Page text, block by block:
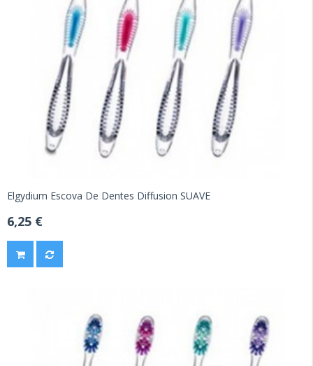
Elgydium Escova De Dentes Diffusion SUAVE
6,25 €